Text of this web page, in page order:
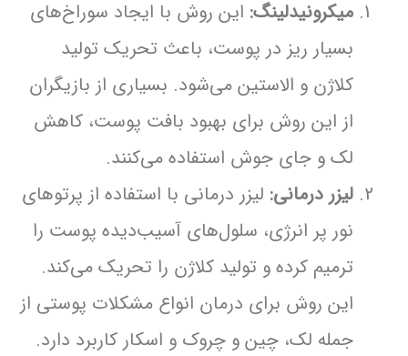
میکرونیدلینگ: این روش با ایجاد سوراخ‌های
بسیار ریز در پوست، باعث تحریک تولید
کلاژن و الاستین می‌شود. بسیاری از بازیگران
از این روش برای بهبود بافت پوست، کاهش
لک و جای جوش استفاده می‌کنند.
لیزر درمانی: لیزر درمانی با استفاده از پرتوهای
نور پر انرژی، سلول‌های آسیب‌دیده پوست را
ترمیم کرده و تولید کلاژن را تحریک می‌کند.
این روش برای درمان انواع مشکلات پوستی از
جمله لک، چین و چروک و اسکار کاربرد دارد.